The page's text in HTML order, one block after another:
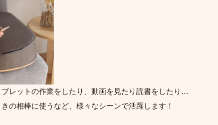
レットの作業をしたり、動画を見たり読書をしたり…
の相棒に使うなど、様々なシーンで活躍します！